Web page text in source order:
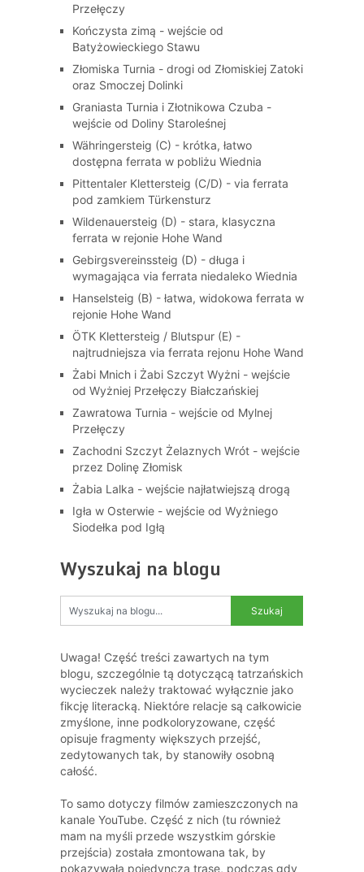
Przełęczy
Kończysta zimą - wejście od
Batyżowieckiego Stawu
Złomiska Turnia - drogi od Złomiskiej Zatoki
oraz Smoczej Dolinki
Graniasta Turnia i Złotnikowa Czuba -
wejście od Doliny Staroleśnej
Währingersteig (C) - krótka, łatwo
dostępna ferrata w pobliżu Wiednia
Pittentaler Klettersteig (C/D) - via ferrata
pod zamkiem Türkensturz
Wildenauersteig (D) - stara, klasyczna
ferrata w rejonie Hohe Wand
Gebirgsvereinssteig (D) - długa i
wymagająca via ferrata niedaleko Wiednia
Hanselsteig (B) - łatwa, widokowa ferrata w
rejonie Hohe Wand
ÖTK Klettersteig / Blutspur (E) -
najtrudniejsza via ferrata rejonu Hohe Wand
Żabi Mnich i Żabi Szczyt Wyżni - wejście
od Wyżniej Przełęczy Białczańskiej
Zawratowa Turnia - wejście od Mylnej
Przełęczy
Zachodni Szczyt Żelaznych Wrót - wejście
przez Dolinę Złomisk
Żabia Lalka - wejście najłatwiejszą drogą
Igła w Osterwie - wejście od Wyżniego
Siodełka pod Igłą
Wyszukaj na blogu
Uwaga! Część treści zawartych na tym
blogu, szczególnie tą dotyczącą tatrzańskich
wycieczek należy traktować wyłącznie jako
fikcję literacką. Niektóre relacje są całkowicie
zmyślone, inne podkoloryzowane, część
opisuje fragmenty większych przejść,
zedytowanych tak, by stanowiły osobną
całość.
To samo dotyczy filmów zamieszczonych na
kanale YouTube. Część z nich (tu również
mam na myśli przede wszystkim górskie
przejścia) została zmontowana tak, by
pokazywała pojedynczą trasę, podczas gdy